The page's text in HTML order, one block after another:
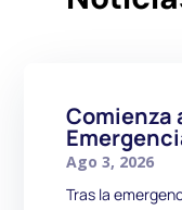
Comienza
Ago 3, 2026
Tras la